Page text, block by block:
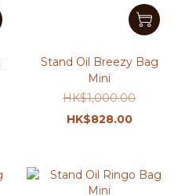
Stand Oil Breezy Bag
Mini
HK$1,000.00
HK$828.00